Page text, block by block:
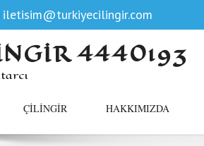
iletisim@turkiyecilingir.com
4440193
ÇILINGIR HAKKIMIZDA